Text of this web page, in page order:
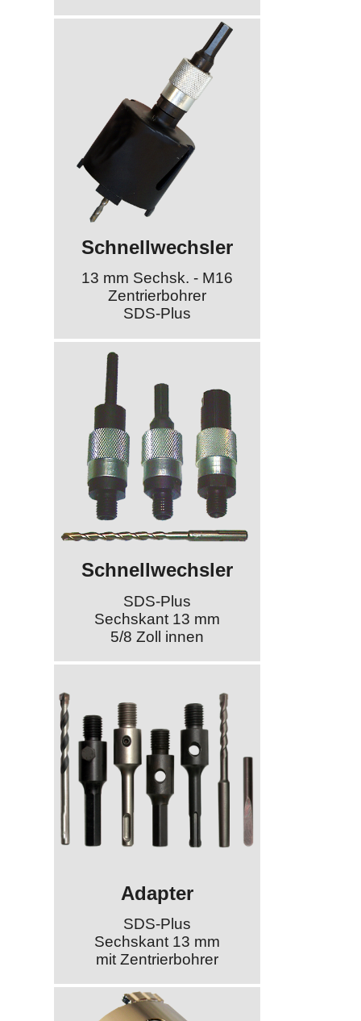
Schnellwechsler
13 mm Sechsk. - M16
Zentrierbohrer
SDS-Plus
Schnellwechsler
SDS-Plus
Sechskant 13 mm
5/8 Zoll innen
Adapter
SDS-Plus
Sechskant 13 mm
mit Zentrierbohrer